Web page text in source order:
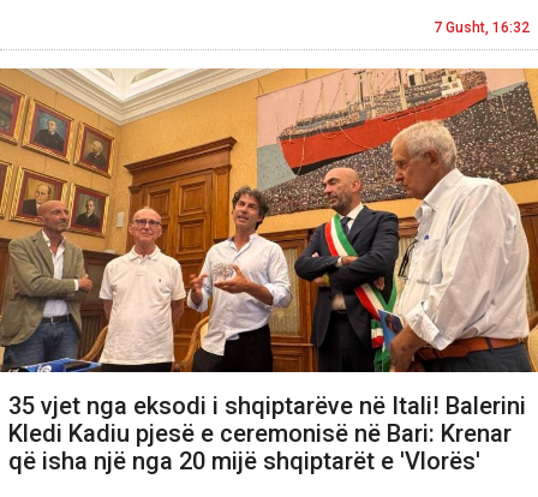
7 Gusht, 16:32
35 vjet nga eksodi i shqiptarëve në Itali! Balerini
Kledi Kadiu pjesë e ceremonisë në Bari: Krenar
që isha një nga 20 mijë shqiptarët e 'Vlorës'